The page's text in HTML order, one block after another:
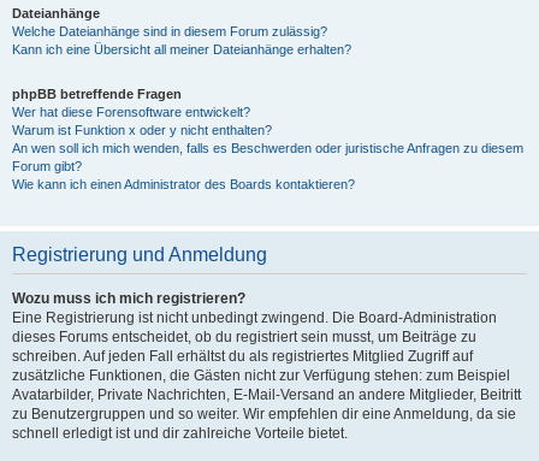
Dateianhänge
Welche Dateianhänge sind in diesem Forum zulässig?
Kann ich eine Übersicht all meiner Dateianhänge erhalten?
phpBB betreffende Fragen
Wer hat diese Forensoftware entwickelt?
Warum ist Funktion x oder y nicht enthalten?
An wen soll ich mich wenden, falls es Beschwerden oder juristische Anfragen zu diesem
Forum gibt?
Wie kann ich einen Administrator des Boards kontaktieren?
Registrierung und Anmeldung
Wozu muss ich mich registrieren?
Eine Registrierung ist nicht unbedingt zwingend. Die Board-Administration
dieses Forums entscheidet, ob du registriert sein musst, um Beiträge zu
schreiben. Auf jeden Fall erhältst du als registriertes Mitglied Zugriff auf
zusätzliche Funktionen, die Gästen nicht zur Verfügung stehen: zum Beispiel
Avatarbilder, Private Nachrichten, E-Mail-Versand an andere Mitglieder, Beitritt
zu Benutzergruppen und so weiter. Wir empfehlen dir eine Anmeldung, da sie
schnell erledigt ist und dir zahlreiche Vorteile bietet.